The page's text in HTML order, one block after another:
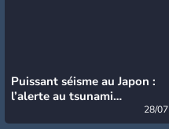
Puissant séisme au Japon :
l’alerte au tsunami
28/07